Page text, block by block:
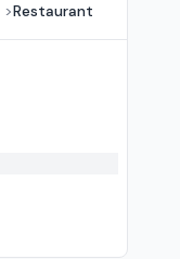
>Restaurant